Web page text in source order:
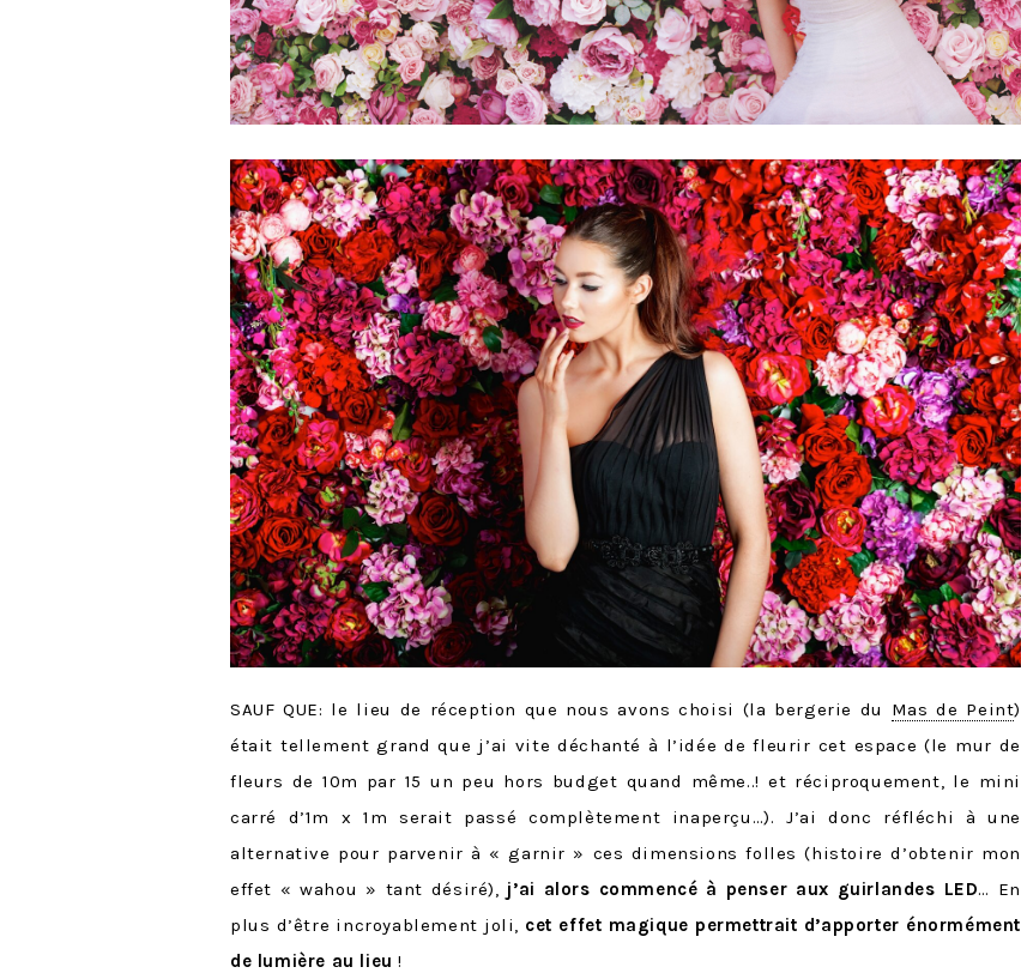
SAUF QUE: le lieu de réception que nous avons choisi (la bergerie du Mas de Peint)
était tellement grand que j’ai vite déchanté à l’idée de fleurir cet espace (le mur de
fleurs de 10m par 15 un peu hors budget quand même..! et réciproquement, le mini
carré d’1m x 1m serait passé complètement inaperçu…). J’ai donc réfléchi à une
alternative pour parvenir à « garnir » ces dimensions folles (histoire d’obtenir mon
effet « wahou » tant désiré), j’ai alors commencé à penser aux guirlandes LED… En
plus d’être incroyablement joli, cet effet magique permettrait d’apporter énormément
de lumière au lieu !